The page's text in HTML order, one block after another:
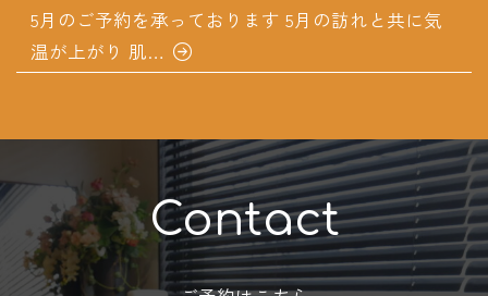
5月のご予約を承っております 5月の訪れと共に気
温が上がり 肌…
Contact